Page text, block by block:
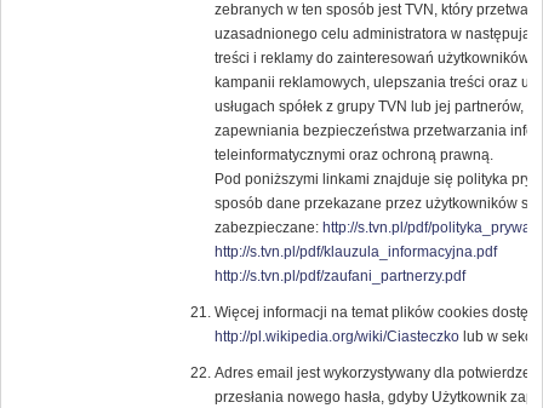
zebranych w ten sposób jest TVN, który
uzasadnionego celu administratora w
treści i reklamy do zainteresowań
kampanii reklamowych, ulepszania treści oraz
usługach spółek z grupy TVN lub jej partnerów,
zapewniania bezpieczeństwa przetwarzania
teleinformatycznymi oraz ochroną prawną.
Pod poniższymi linkami znajduje się polityka
sposób dane przekazane przez użytkowników
zabezpieczane: http://s.tvn.pl/pdf/
http://s.tvn.pl/pdf/klauzula_informacyjna.pdf
http://s.tvn.pl/pdf/zaufani_partnerzy.pdf
Więcej informacji na temat plików cookies
http://pl.wikipedia.org/wiki/Ciasteczkolub w sekcji
Adres email jest wykorzystywany dla
przesłania nowego hasła, gdyby Użytkownik